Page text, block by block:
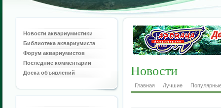
Новости аквариумистики
Библиотека аквариумиста
Форум аквариумистов
Последние комментарии
Доска объявлений
Новости
Главная Лучшие